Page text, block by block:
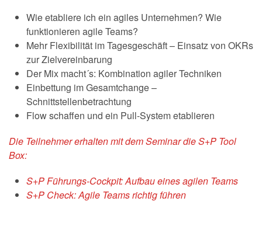
Wie etabliere ich ein agiles Unternehmen? Wie
funktionieren agile Teams?
Mehr Flexibilität im Tagesgeschäft – Einsatz von OKRs
zur Zielvereinbarung
Der Mix macht´s: Kombination agiler Techniken
Einbettung im Gesamtchange –
Schnittstellenbetrachtung
Flow schaffen und ein Pull-System etablieren
Die Teilnehmer erhalten mit dem Seminar die S+P Tool
Box:
S+P Führungs-Cockpit: Aufbau eines agilen Teams
S+P Check: Agile Teams richtig führen